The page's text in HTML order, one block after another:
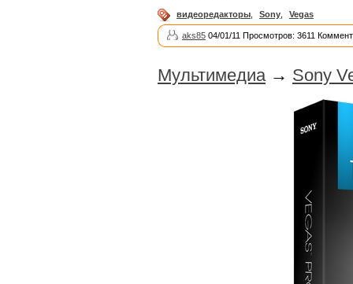
видеоредакторы Sony Vegas
aks85 04/01/11 Просмотров: 3611
Мультимедиа→ Sony